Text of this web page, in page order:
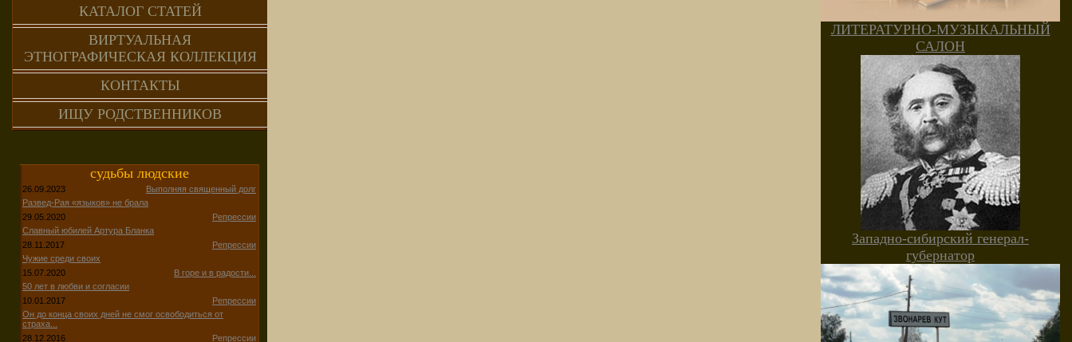
КАТАЛОГ СТАТЕЙ
ВИРТУАЛЬНАЯ
ЭТНОГРАФИЧЕСКАЯ КОЛЛЕКЦИЯ
КОНТАКТЫ
ИЩУ РОДСТВЕННИКОВ
судьбы людские
26.09.2023
Выполняя священный долг
Развед-Рая «языков» не брала
29.05.2020
Репрессии
Славный юбилей Артура Бланка
28.11.2017
Репрессии
Чужие среди своих
15.07.2020
В горе и в радости...
50 лет в любви и согласии
10.01.2017
Репрессии
Он до конца своих дней не смог освободиться от
страха...
28.12.2016
Репрессии
ЛИТЕРАТУРНО-МУЗЫКАЛЬНЫЙ
САЛОН
Западно-сибирский генерал-
губернатор